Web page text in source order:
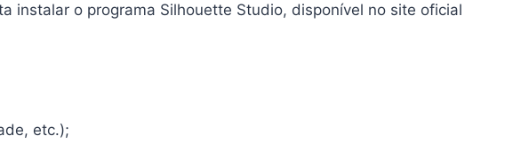
instalar o programa Silhouette Studio, disponível no site oficial
etc.);